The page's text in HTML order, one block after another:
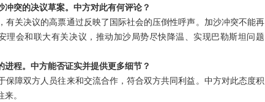
冲突的决议草案。中方对此有何评论？
关决议的高票通过反映了国际社会的压倒性呼声。加沙冲突不能再
会和联大有关决议，推动加沙局势尽快降温、实现巴勒斯坦问题
程。中方能否证实并提供更多细节？
障双方人员往来和交流合作，符合双方共同利益。中方对此态度积
。